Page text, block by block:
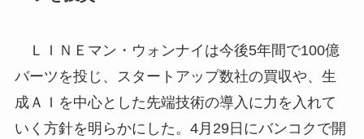
ＬＩＮＥマン・ウォンナイは今後5年間で100億
バーツを投じ、スタートアップ数社の買収や、生
成ＡＩを中心とした先端技術の導入に力を入れて
いく方針を明らかにした。4月29日にバンコクで開